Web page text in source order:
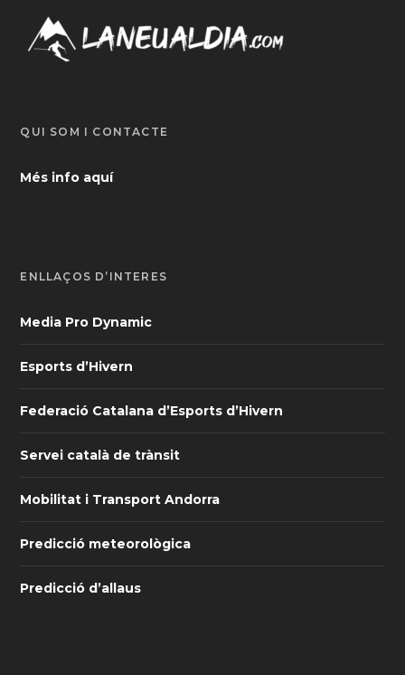
QUI SOM I CONTACTE
Més info aquí
ENLLAÇOS D’INTERÈS
Media Pro Dynamic
Esports d’Hivern
Federació Catalana d’Esports d’Hivern
Servei català de trànsit
Mobilitat i Transport Andorra
Predicció meteorològica
Predicció d’allaus